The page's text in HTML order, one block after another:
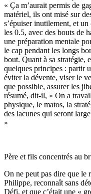
« Ça m’aurait permis de
matériel, ils ont misé sur
s’épuiser inutilement, et
les 0.5, avec des bouts de
une préparation mentale
le cap pendant les longs
bout. Quant à sa stratégie,
quelques principes : partir
éviter la dévente, viser le
que possible, assurer les
résumé, dit-il, « On a
physique, le matos, la
des lacunes qui seront
»
Père et fils concentrés au
On ne peut pas dire que le
Philippe, reconnaît sans
Défi, et que c’était une «